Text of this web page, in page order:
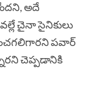
అదే
చైనా సైనికులు
ప‌వార్
చెప్ప‌డానికి